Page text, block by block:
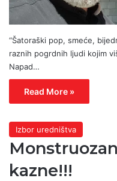
“Šatoraški pop, smeće,
raznih pogrdnih ljudi kojim
Napad…
Read More »
Izbor uredništva
kazne!!!